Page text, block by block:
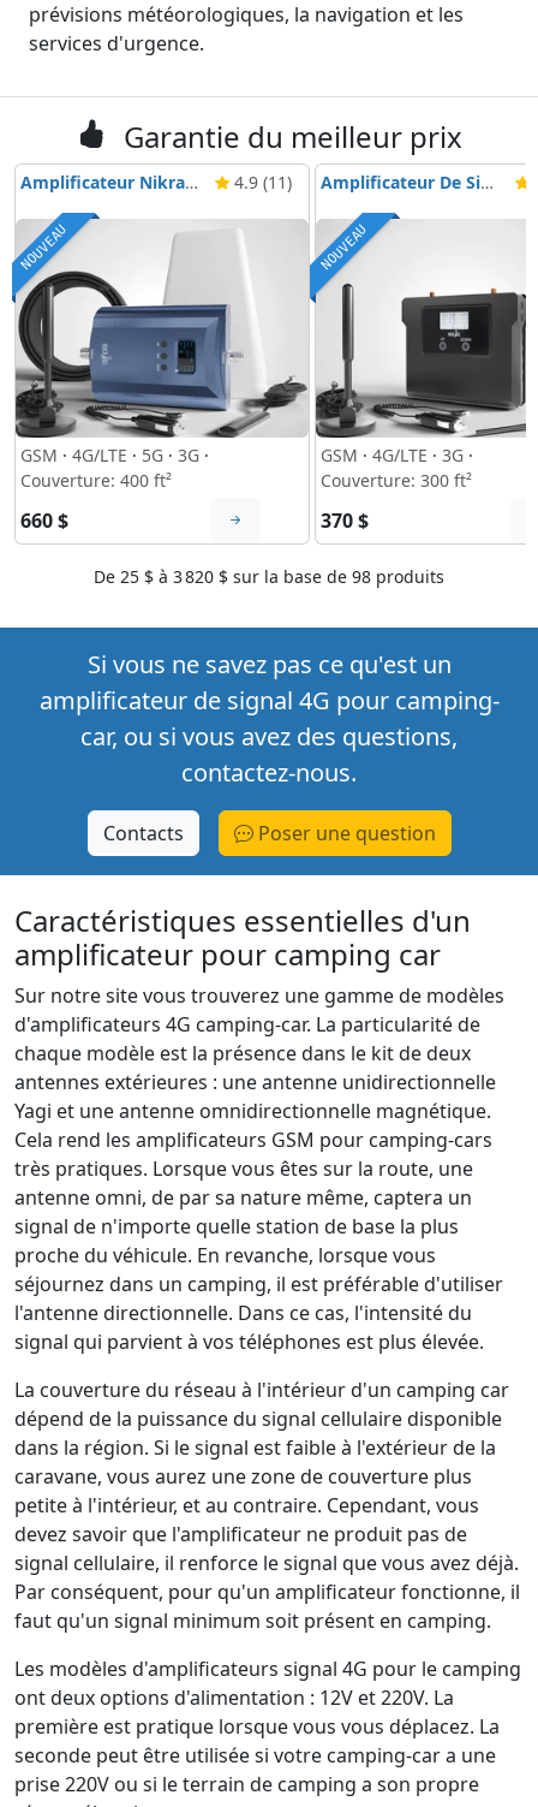
prévisions météorologiques, la navigation et les
services d'urgence.
Garantie du meilleur prix
Amplificateur Nikrans NS-GDW-Camp 4.9 (11)
NOUVEAU
GSM · 4G/LTE · 5G · 3G ·
Couverture: 400 ft²
660 $
Amplificateur De Signal Mobile Nikrans LCD-GL-Drive
NOUVEAU
GSM · 4G/LTE · 3G ·
Couverture: 300 ft²
370 $
De 25 $ à 3 820 $ sur la base de 98 produits
Si vous ne savez pas ce qu'est un
amplificateur de signal 4G pour camping-
car, ou si vous avez des questions,
contactez-nous.
Contacts Poser une question
Caractéristiques essentielles d'un
amplificateur pour camping car
Sur notre site vous trouverez une gamme de modèles
d'amplificateurs 4G camping-car. La particularité de
chaque modèle est la présence dans le kit de deux
antennes extérieures : une antenne unidirectionnelle
Yagi et une antenne omnidirectionnelle magnétique.
Cela rend les amplificateurs GSM pour camping-cars
très pratiques. Lorsque vous êtes sur la route, une
antenne omni, de par sa nature même, captera un
signal de n'importe quelle station de base la plus
proche du véhicule. En revanche, lorsque vous
séjournez dans un camping, il est préférable d'utiliser
l'antenne directionnelle. Dans ce cas, l'intensité du
signal qui parvient à vos téléphones est plus élevée.
La couverture du réseau à l'intérieur d'un camping car
dépend de la puissance du signal cellulaire disponible
dans la région. Si le signal est faible à l'extérieur de la
caravane, vous aurez une zone de couverture plus
petite à l'intérieur, et au contraire. Cependant, vous
devez savoir que l'amplificateur ne produit pas de
signal cellulaire, il renforce le signal que vous avez déjà.
Par conséquent, pour qu'un amplificateur fonctionne, il
faut qu'un signal minimum soit présent en camping.
Les modèles d'amplificateurs signal 4G pour le camping
ont deux options d'alimentation : 12V et 220V. La
première est pratique lorsque vous vous déplacez. La
seconde peut être utilisée si votre camping-car a une
prise 220V ou si le terrain de camping a son propre